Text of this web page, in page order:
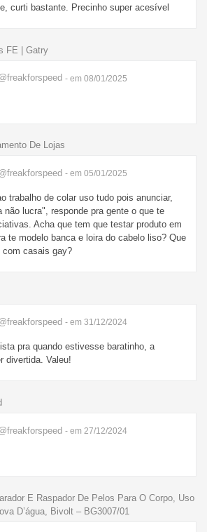
curti bastante. Precinho super acesível
FE | Gatry
- em 08/01/2025
De Lojas
- em 05/01/2025
trabalho de colar uso tudo pois anunciar,
não lucra", responde pra gente o que te
Acha que tem que testar produto em
te modelo banca e loira do cabelo liso? Que
com casais gay?
- em 31/12/2024
pra quando estivesse baratinho, a
divertida. Valeu!
- em 27/12/2024
E Raspador De Pelos Para O Corpo, Uso
D’água, Bivolt – BG3007/01